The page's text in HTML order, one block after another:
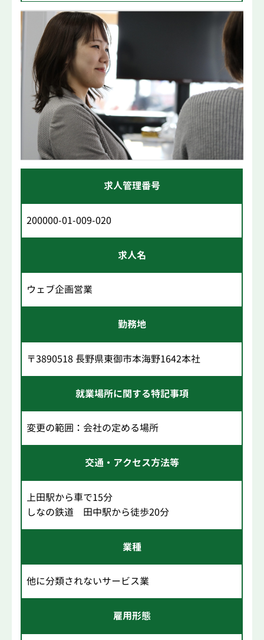
求人管理番号
200000-01-009-020
求人名
ウェブ企画営業
勤務地
〒3890518 長野県東御市本海野1642本社
就業場所に関する特記事項
変更の範囲：会社の定める場所
交通・アクセス方法等
上田駅から車で15分
しなの鉄道 田中駅から徒歩20分
業種
他に分類されないサービス業
雇用形態